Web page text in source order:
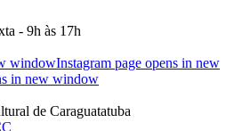
- 9h às 17h
windowInstagram page opens in new
in new window
de Caraguatatuba